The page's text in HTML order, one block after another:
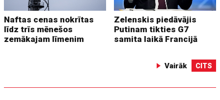
Naftas cenas nokrītas
līdz trīs mēnešos
zemākajam līmenim
Zelenskis piedāvājis
Putinam tikties G7
samita laikā Francijā
Vairāk CITS